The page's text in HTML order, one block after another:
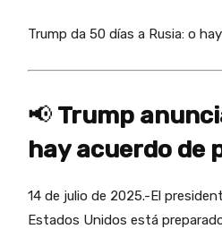
Trump da 50 días a Rusia: o
📢 Trump
hay acuerdo de
14 de julio de 2025.-El
Estados Unidos está